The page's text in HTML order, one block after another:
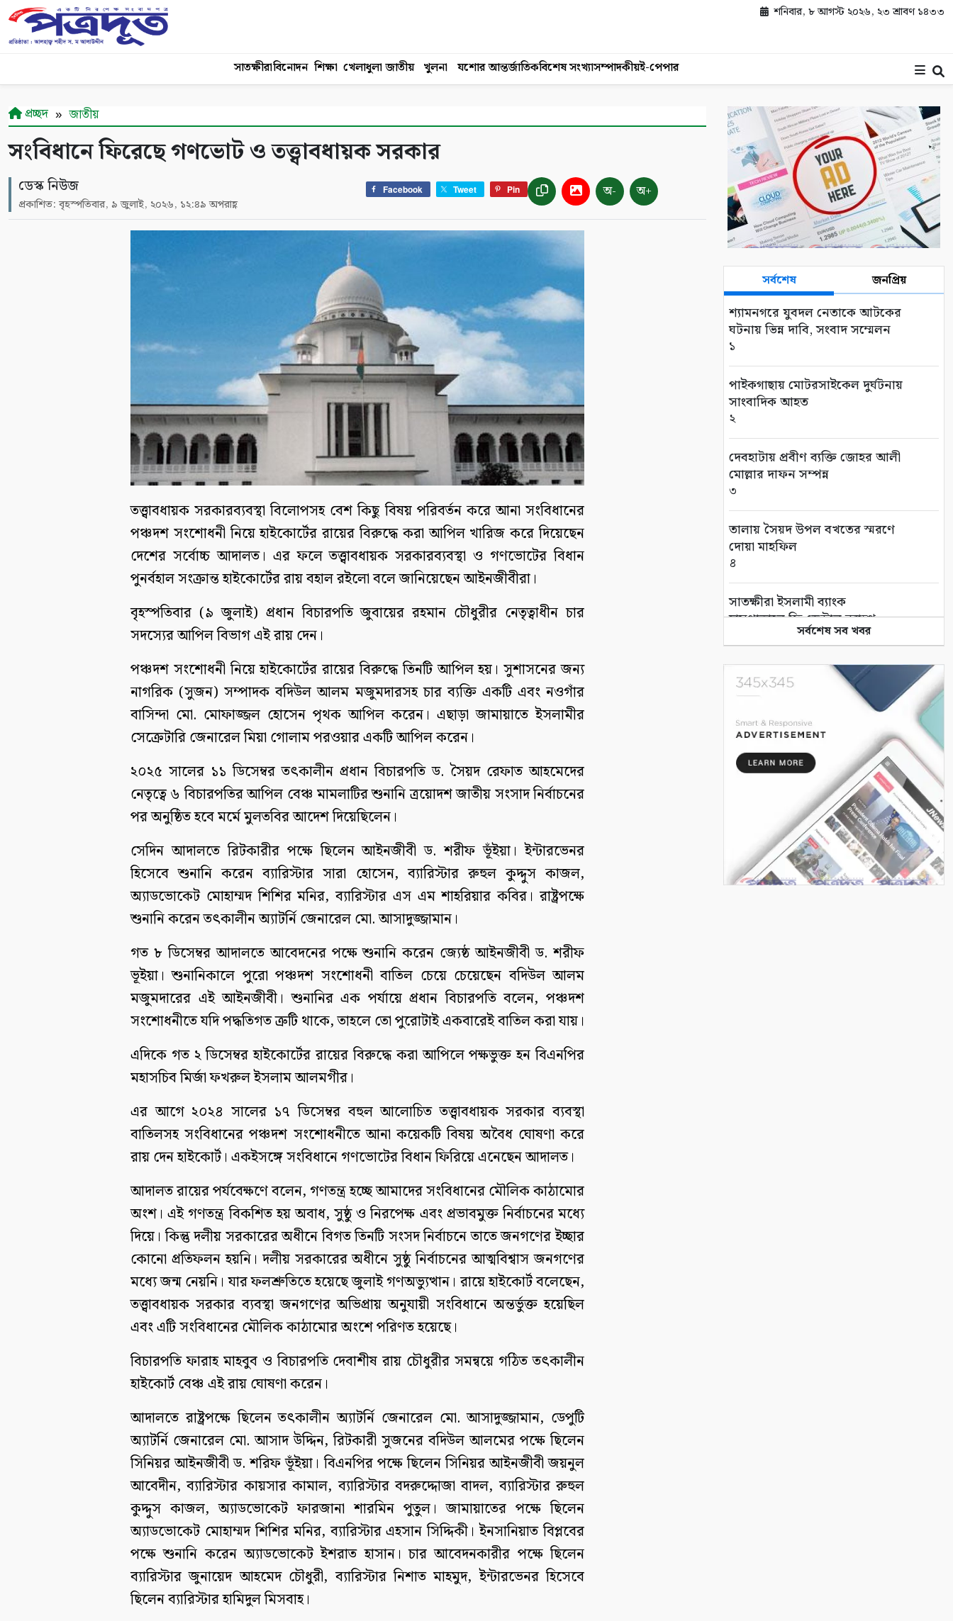
শনিবার, ৮ আগস্ট ২০২৬, ২৩ শ্রাবণ ১৪৩৩
সাতক্ষীরাবিনোদন শিক্ষা খেলাধুলা জাতীয় খুলনা যশোর আন্তর্জাতিকবিশেষ সংখ্যাসম্পাদকীয়ই-পেপার
প্রচ্ছদ জাতীয়
সংবিধানে ফিরেছে গণভোট ও তত্ত্বাবধায়ক সরকার
ডেস্ক নিউজ
প্রকাশিত: বৃহস্পতিবার, ৯ জুলাই, ২০২৬, ১২:৪৯ অপরাহ্ণ
Facebook Tweet Pin অ- অ+
তত্ত্বাবধায়ক সরকারব্যবস্থা বিলোপসহ বেশ কিছু বিষয় পরিবর্তন করে আনা সংবিধানের
পঞ্চদশ সংশোধনী নিয়ে হাইকোর্টের রায়ের বিরুদ্ধে করা আপিল খারিজ করে দিয়েছেন
দেশের সর্বোচ্চ আদালত। এর ফলে তত্ত্বাবধায়ক সরকারব্যবস্থা ও গণভোটের বিধান
পুনর্বহাল সংক্রান্ত হাইকোর্টের রায় বহাল রইলো বলে জানিয়েছেন আইনজীবীরা।
বৃহস্পতিবার (৯ জুলাই) প্রধান বিচারপতি জুবায়ের রহমান চৌধুরীর নেতৃত্বাধীন চার
সদস্যের আপিল বিভাগ এই রায় দেন।
পঞ্চদশ সংশোধনী নিয়ে হাইকোর্টের রায়ের বিরুদ্ধে তিনটি আপিল হয়। সুশাসনের জন্য
নাগরিক (সুজন) সম্পাদক বদিউল আলম মজুমদারসহ চার ব্যক্তি একটি এবং নওগাঁর
বাসিন্দা মো. মোফাজ্জল হোসেন পৃথক আপিল করেন। এছাড়া জামায়াতে ইসলামীর
সেক্রেটারি জেনারেল মিয়া গোলাম পরওয়ার একটি আপিল করেন।
২০২৫ সালের ১১ ডিসেম্বর তৎকালীন প্রধান বিচারপতি ড. সৈয়দ রেফাত আহমেদের
নেতৃত্বে ৬ বিচারপতির আপিল বেঞ্চ মামলাটির শুনানি ত্রয়োদশ জাতীয় সংসাদ নির্বাচনের
পর অনুষ্ঠিত হবে মর্মে মুলতবির আদেশ দিয়েছিলেন।
সেদিন আদালতে রিটকারীর পক্ষে ছিলেন আইনজীবী ড. শরীফ ভূঁইয়া। ইন্টারভেনর
হিসেবে শুনানি করেন ব্যারিস্টার সারা হোসেন, ব্যারিস্টার রুহুল কুদ্দুস কাজল,
অ্যাডভোকেট মোহাম্মদ শিশির মনির, ব্যারিস্টার এস এম শাহরিয়ার কবির। রাষ্ট্রপক্ষে
শুনানি করেন তৎকালীন অ্যাটর্নি জেনারেল মো. আসাদুজ্জামান।
গত ৮ ডিসেম্বর আদালতে আবেদনের পক্ষে শুনানি করেন জ্যেষ্ঠ আইনজীবী ড. শরীফ
ভূইয়া। শুনানিকালে পুরো পঞ্চদশ সংশোধনী বাতিল চেয়ে চেয়েছেন বদিউল আলম
মজুমদারের এই আইনজীবী। শুনানির এক পর্যায়ে প্রধান বিচারপতি বলেন, পঞ্চদশ
সংশোধনীতে যদি পদ্ধতিগত ত্রুটি থাকে, তাহলে তো পুরোটাই একবারেই বাতিল করা যায়।
এদিকে গত ২ ডিসেম্বর হাইকোর্টের রায়ের বিরুদ্ধে করা আপিলে পক্ষভুক্ত হন বিএনপির
মহাসচিব মির্জা ফখরুল ইসলাম আলমগীর।
এর আগে ২০২৪ সালের ১৭ ডিসেম্বর বহুল আলোচিত তত্ত্বাবধায়ক সরকার ব্যবস্থা
বাতিলসহ সংবিধানের পঞ্চদশ সংশোধনীতে আনা কয়েকটি বিষয় অবৈধ ঘোষণা করে
রায় দেন হাইকোর্ট। একইসঙ্গে সংবিধানে গণভোটের বিধান ফিরিয়ে এনেছেন আদালত।
আদালত রায়ের পর্যবেক্ষণে বলেন, গণতন্ত্র হচ্ছে আমাদের সংবিধানের মৌলিক কাঠামোর
অংশ। এই গণতন্ত্র বিকশিত হয় অবাধ, সুষ্ঠু ও নিরপেক্ষ এবং প্রভাবমুক্ত নির্বাচনের মধ্যে
দিয়ে। কিন্তু দলীয় সরকারের অধীনে বিগত তিনটি সংসদ নির্বাচনে তাতে জনগণের ইচ্ছার
কোনো প্রতিফলন হয়নি। দলীয় সরকারের অধীনে সুষ্ঠু নির্বাচনের আত্মবিশ্বাস জনগণের
মধ্যে জন্ম নেয়নি। যার ফলশ্রুতিতে হয়েছে জুলাই গণঅভ্যুত্থান। রায়ে হাইকোর্ট বলেছেন,
তত্ত্বাবধায়ক সরকার ব্যবস্থা জনগণের অভিপ্রায় অনুযায়ী সংবিধানে অন্তর্ভুক্ত হয়েছিল
এবং এটি সংবিধানের মৌলিক কাঠামোর অংশে পরিণত হয়েছে।
বিচারপতি ফারাহ মাহবুব ও বিচারপতি দেবাশীষ রায় চৌধুরীর সমন্বয়ে গঠিত তৎকালীন
হাইকোর্ট বেঞ্চ এই রায় ঘোষণা করেন।
আদালতে রাষ্ট্রপক্ষে ছিলেন তৎকালীন অ্যাটর্নি জেনারেল মো. আসাদুজ্জামান, ডেপুটি
অ্যাটর্নি জেনারেল মো. আসাদ উদ্দিন, রিটকারী সুজনের বদিউল আলমের পক্ষে ছিলেন
সিনিয়র আইনজীবী ড. শরিফ ভূঁইয়া। বিএনপির পক্ষে ছিলেন সিনিয়র আইনজীবী জয়নুল
আবেদীন, ব্যারিস্টার কায়সার কামাল, ব্যারিস্টার বদরুদ্দোজা বাদল, ব্যারিস্টার রুহুল
কুদ্দুস কাজল, অ্যাডভোকেট ফারজানা শারমিন পুতুল। জামায়াতের পক্ষে ছিলেন
অ্যাডভোকেট মোহাম্মদ শিশির মনির, ব্যারিস্টার এহসান সিদ্দিকী। ইনসানিয়াত বিপ্লবের
পক্ষে শুনানি করেন অ্যাডভোকেট ইশরাত হাসান। চার আবেদনকারীর পক্ষে ছিলেন
ব্যারিস্টার জুনায়েদ আহমেদ চৌধুরী, ব্যারিস্টার নিশাত মাহমুদ, ইন্টারভেনর হিসেবে
ছিলেন ব্যারিস্টার হামিদুল মিসবাহ।
সর্বশেষ জনপ্রিয়
শ্যামনগরে যুবদল নেতাকে আটকের
ঘটনায় ভিন্ন দাবি, সংবাদ সম্মেলন
১
পাইকগাছায় মোটরসাইকেল দুর্ঘটনায়
সাংবাদিক আহত
২
দেবহাটায় প্রবীণ ব্যক্তি জোহর আলী
মোল্লার দাফন সম্পন্ন
৩
তালায় সৈয়দ উপল বখতের স্মরণে
দোয়া মাহফিল
৪
সাতক্ষীরা ইসলামী ব্যাংক
হাসপাতালে ফ্রি ডেন্টাল ক্যাম্প
মনিরামপুরে ফ্রি মেডিকেল ক্যাম্প
৬
কলারোয়ায় ফুটবল মাঠ ব্যবস্থাপনা
কমিটির সভা
বাগআঁচড়ায় ৮ দলীয় ফুটবল খেলায়
টেংরা একাদশ চ্যাম্পিয়ন
এক মাসেও সচল হয়নি কলারোয়ায়
ভেঙে যাওয়া সাঁকো, নৌকায় ঝুঁকি
সর্বশেষ সব খবর